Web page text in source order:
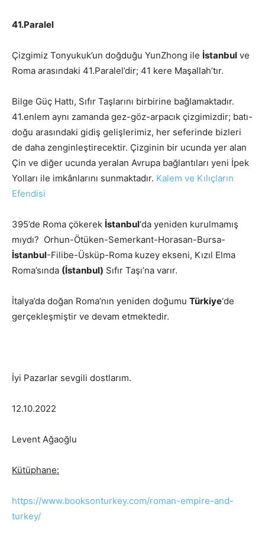
41.Paralel
Çizgimiz Tonyukuk’un doğduğu YunZhong ile İstanbul ve
Roma arasındaki 41.Paralel’dir; 41 kere Maşallah’tır.
Bilge Güç Hattı, Sıfır Taşlarını birbirine bağlamaktadır.
41.enlem aynı zamanda gez-göz-arpacık çizgimizdir; batı-
doğu arasındaki gidiş gelişlerimiz, her seferinde bizleri
de daha zenginleştirecektir. Çizginin bir ucunda yer alan
Çin ve diğer ucunda yeralan Avrupa bağlantıları yeni İpek
Yolları ile imkânlarını sunmaktadır. Kalem ve Kılıçların
Efendisi
395’de Roma çökerek İstanbul‘da yeniden kurulmamış
mıydı? Orhun-Ötüken-Semerkant-Horasan-Bursa-
İstanbul-Filibe-Üsküp-Roma kuzey ekseni, Kızıl Elma
Roma’sında (İstanbul) Sıfır Taşı’na varır.
İtalya’da doğan Roma’nın yeniden doğumu Türkiye‘de
gerçekleşmiştir ve devam etmektedir.
İyi Pazarlar sevgili dostlarım.
12.10.2022
Levent Ağaoğlu
Kütüphane:
https://www.booksonturkey.com/roman-empire-and-
turkey/